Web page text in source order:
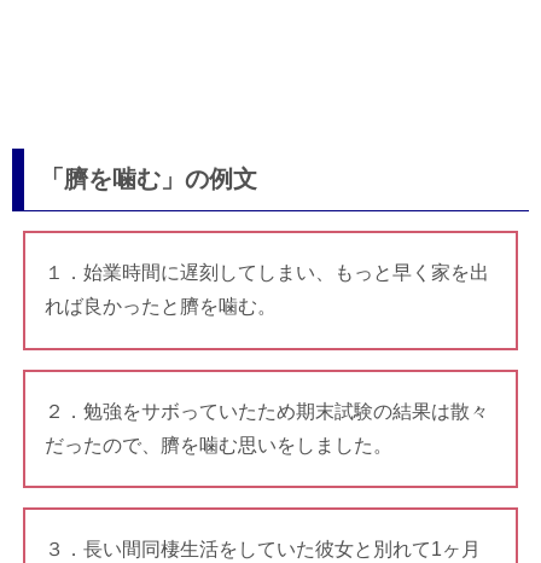
「臍を噛む」の例文
１．始業時間に遅刻してしまい、もっと早く家を出
れば良かったと臍を噛む。
２．勉強をサボっていたため期末試験の結果は散々
だったので、臍を噛む思いをしました。
３．長い間同棲生活をしていた彼女と別れて1ヶ月